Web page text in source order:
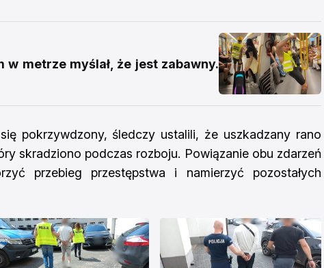
w metrze myślał, że jest zabawny.
pokrzywdzony, śledczy ustalili, że uszkadzany rano
skradziono podczas rozboju. Powiązanie obu zdarzeń
przebieg przestępstwa i namierzyć pozostałych